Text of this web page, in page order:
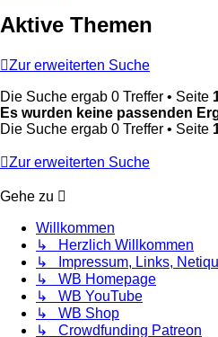
Aktive Themen
Zur erweiterten Suche
Die Suche ergab 0 Treffer • Seite
Es wurden keine passenden
Die Suche ergab 0 Treffer • Seite
Zur erweiterten Suche
Gehe zu
Willkommen
↳ Herzlich Willkommen
↳ Impressum, Links,
↳ WB Homepage
↳ WB YouTube
↳ WB Shop
↳ Crowdfunding Patreon